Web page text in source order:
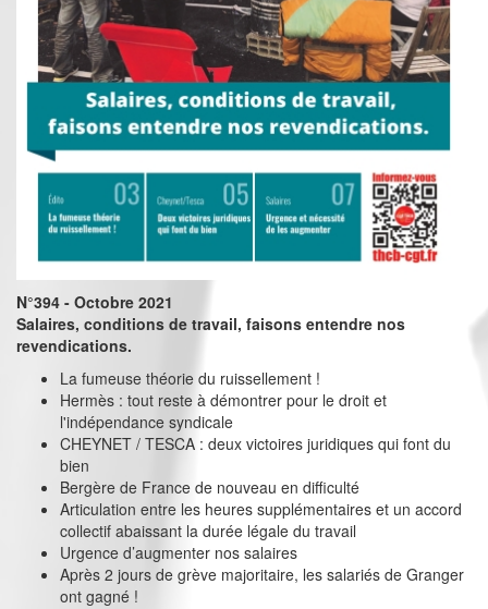
N°394 - Octobre 2021
Salaires, conditions de travail, faisons entendre nos
revendications.
La fumeuse théorie du ruissellement !
Hermès : tout reste à démontrer pour le droit et
l'indépendance syndicale
CHEYNET / TESCA : deux victoires juridiques qui font du
bien
Bergère de France de nouveau en difficulté
Articulation entre les heures supplémentaires et un accord
collectif abaissant la durée légale du travail
Urgence d’augmenter nos salaires
Après 2 jours de grève majoritaire, les salariés de Granger
ont gagné !